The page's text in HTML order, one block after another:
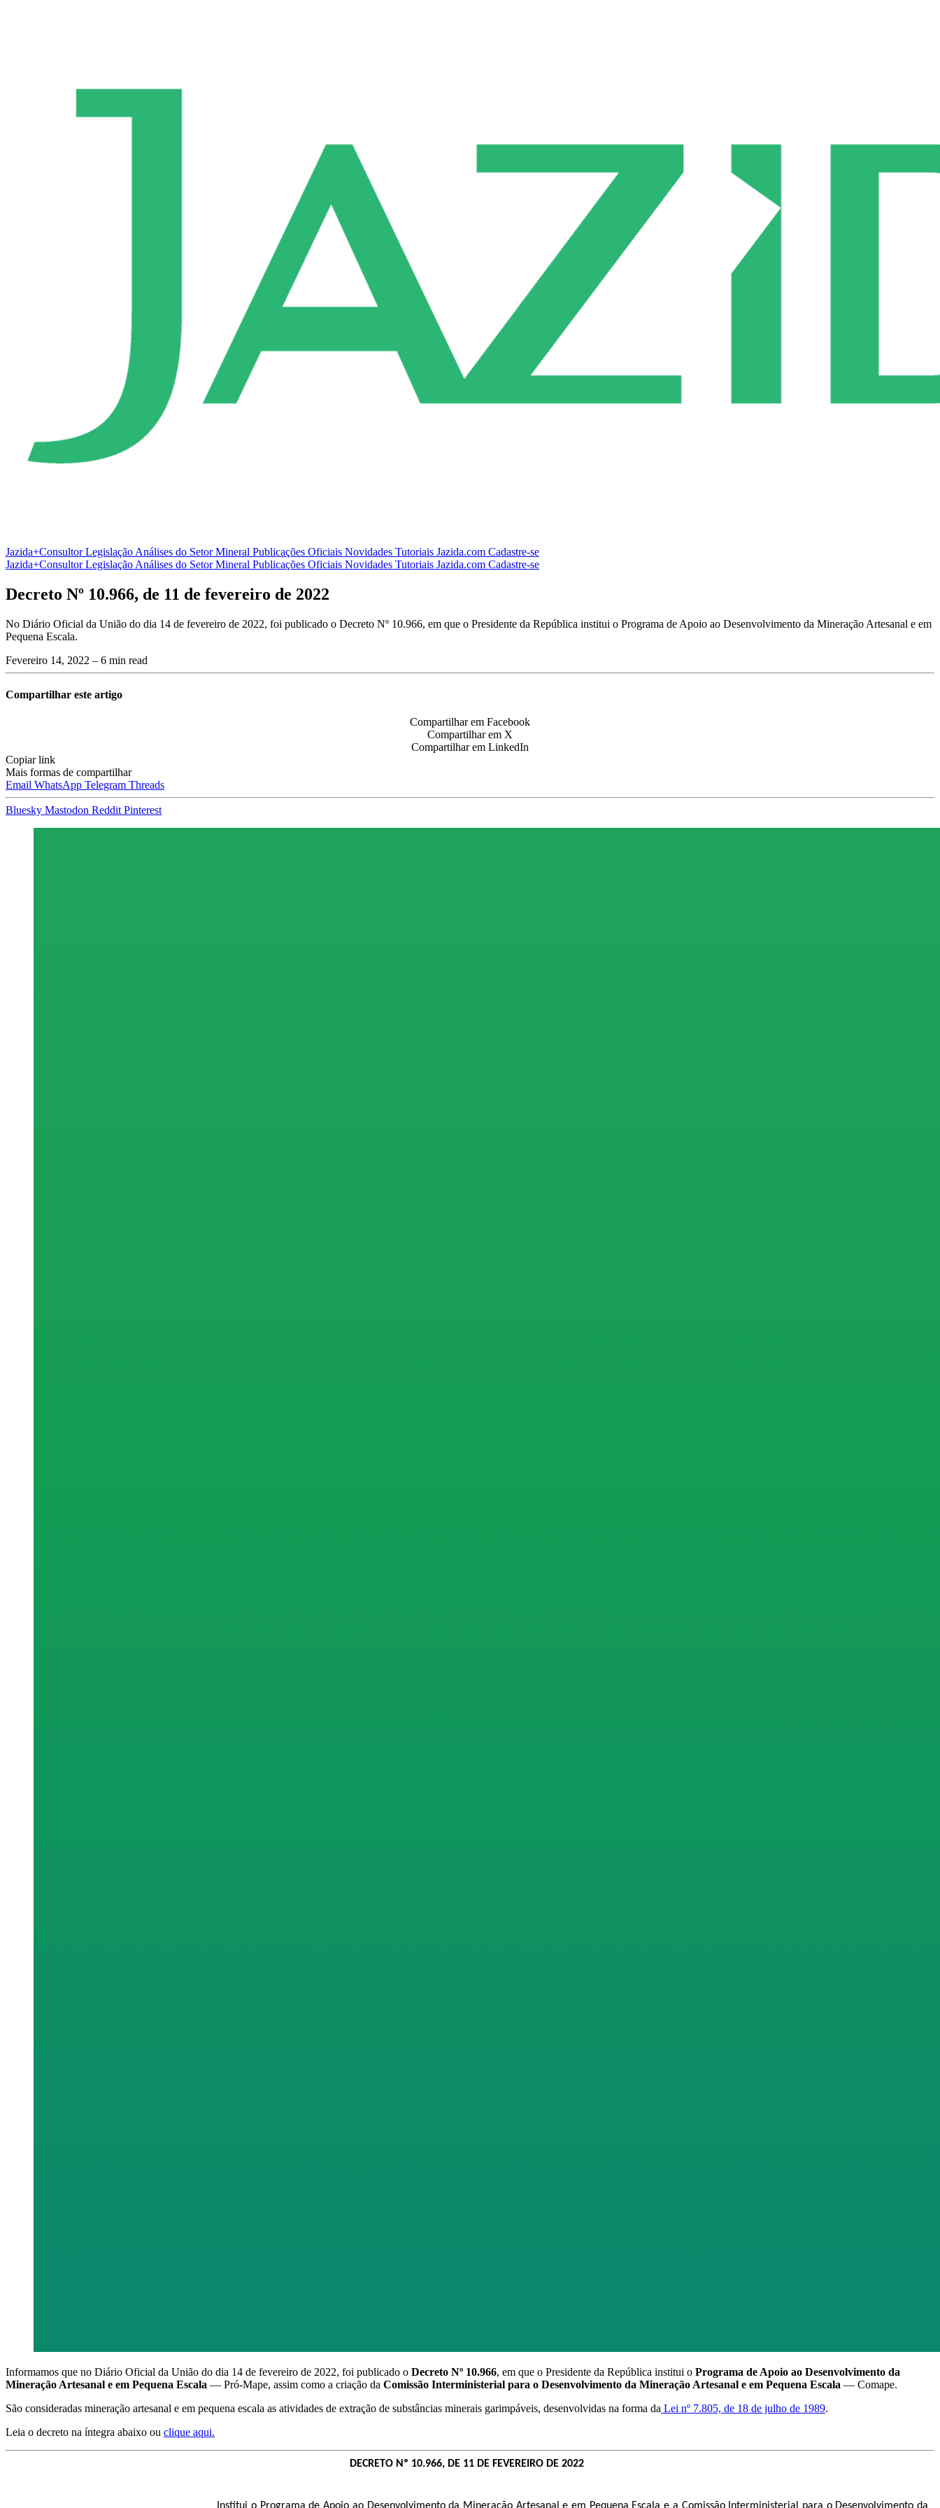
Jazida+ConsultorLegislação Análises do Setor Mineral Publicações Oficiais Novidades Tutoriais Jazida.com Cadastre-se
Jazida+ConsultorLegislação Análises do Setor Mineral Publicações Oficiais Novidades Tutoriais Jazida.com Cadastre-se
Decreto Nº 10.966, de 11 de fevereiro de 2022
No Diário Oficial da União do dia 14 de fevereiro de 2022, foi publicado o Decreto Nº 10.966, em que o Presidente da República institui o Programa de Apoio ao Desenvolvimento da Mineração Artesanal e em
Pequena Escala.
Fevereiro 14, 2022 – 6 min read
Compartilhar este artigo
Compartilhar em Facebook
Compartilhar em X
Compartilhar em LinkedIn
Copiar link
Mais formas de compartilhar
Email WhatsApp Telegram Threads
Bluesky Mastodon Reddit Pinterest
Informamos que no Diário Oficial da União do dia 14 de fevereiro de 2022, foi publicado o Decreto Nº 10.966, em que o Presidente da República institui o Programa de Apoio ao Desenvolvimento da
Mineração Artesanal e em Pequena Escala — Pró-Mape, assim como a criação da Comissão Interministerial para o Desenvolvimento da Mineração Artesanal e em Pequena Escala — Comape.
São consideradas mineração artesanal e em pequena escala as atividades de extração de substâncias minerais garimpáveis, desenvolvidas na forma da Lei nº 7.805, de 18 de julho de 1989.
Leia o decreto na íntegra abaixo ou clique aqui.
DECRETO Nº 10.966, DE 11 DE FEVEREIRO DE 2022
Institui o Programa de Apoio ao Desenvolvimento da Mineração Artesanal e em Pequena Escala e a Comissão Interministerial para o Desenvolvimento da